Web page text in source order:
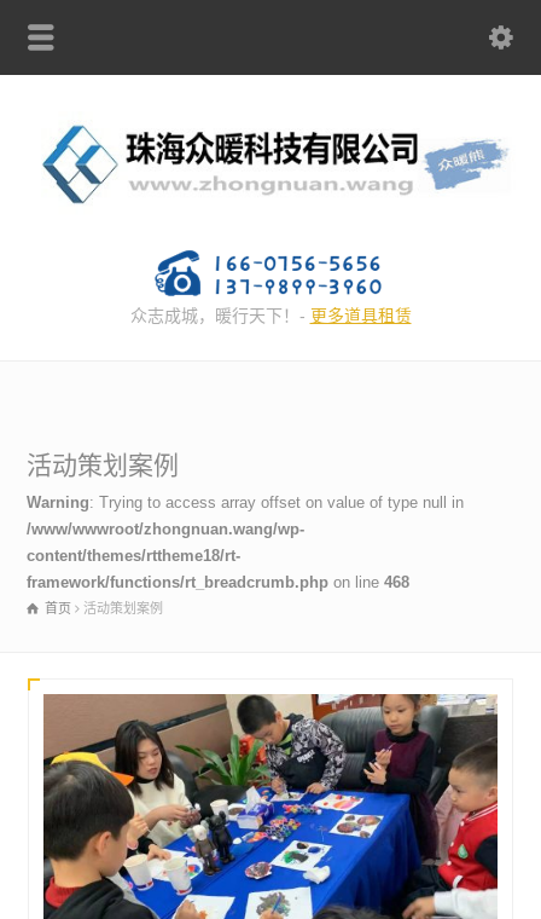
众志成城，暖行天下！- 更多道具租赁
活动策划案例
Warning: Trying to access array offset on value of type null in
/www/wwwroot/zhongnuan.wang/wp-
content/themes/rttheme18/rt-
framework/functions/rt_breadcrumb.php on line468
首页 活动策划案例